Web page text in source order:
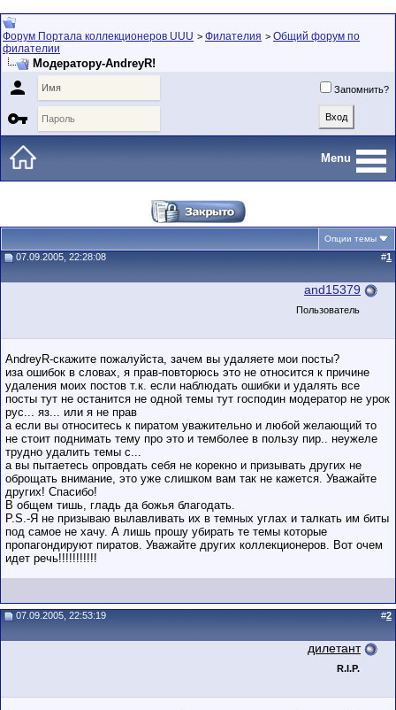
Форум Портала коллекционеров UUU > Филателия > Общий форум по
филателии
Модератору-AndreyR!
 Запомнить?

Menu
Опции темы
07.09.2005, 22:28:08 #1
and15379
Пользователь
AndreyR-скажите пожалуйста, зачем вы удаляете мои посты?
иза ошибок в словах, я прав-повторюсь это не относится к причине
удаления моих постов т.к. если наблюдать ошибки и удалять все
посты тут не останится не одной темы тут господин модератор не урок
рус... яз... или я не прав
а если вы относитесь к пиратом уважительно и любой желающий то
не стоит поднимать тему про это и темболее в пользу пир.. неужеле
трудно удалить темы с...
а вы пытаетесь опровдать себя не корекно и призывать других не
оброщать внимание, это уже слишком вам так не кажется. Уважайте
других! Спасибо!
В общем тишь, гладь да божья благодать.
P.S.-Я не призываю вылавливать их в темных углах и талкать им биты
под самое не хачу. А лишь прошу убирать те темы которые
пропагондируют пиратов. Уважайте других коллекционеров. Вот очем
идет речь!!!!!!!!!!!
07.09.2005, 22:53:19 #2
дилетант
R.I.P.